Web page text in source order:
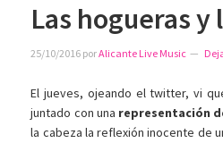
Las hogueras y
25/10/2016 porAlicante Live Music
El jueves, ojeando el twitter, vi
juntado con una representación
la cabeza la reflexión inocente de